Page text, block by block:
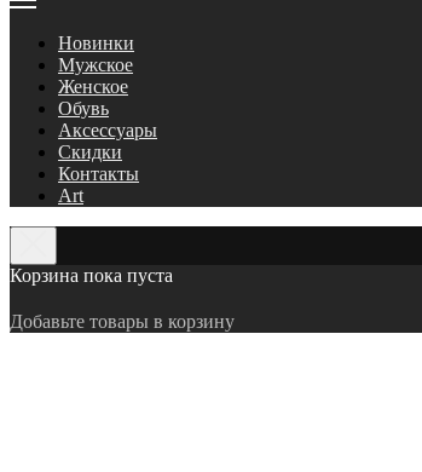
Новинки
Мужское
Женское
Обувь
Аксессуары
Скидки
Контакты
Art
Корзина пока пуста
Добавьте товары в корзину